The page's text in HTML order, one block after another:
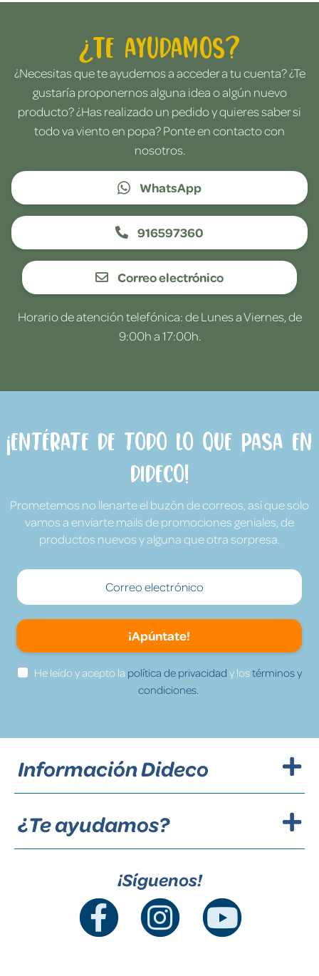
¿Te ayudamos?
¿Necesitas que te ayudemos a acceder a tu cuenta? ¿Te
gustaría proponernos alguna idea o algún nuevo
producto? ¿Has realizado un pedido y quieres saber si
todo va viento en popa? Ponte en contacto con
nosotros.
WhatsApp
916597360
Correo electrónico
Horario de atención telefónica: de Lunes a Viernes, de
9:00h a 17:00h.
¡Entérate de todo lo que pasa en
Dideco!
Prometemos no llenarte el buzón de correos, así que solo
vamos a enviarte mails de promociones geniales, de
productos nuevos y alguna que otra sorpresa.
¡Apúntate!
He leído y acepto la política de privacidad y lostérminos y
condiciones.
Información Dideco
¿Te ayudamos?
¡Síguenos!